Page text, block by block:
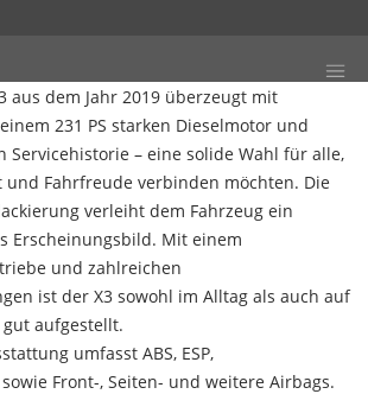
aus dem Jahr 2019 überzeugt mit
231 PS starken Dieselmotor und
Servicehistorie – eine solide Wahl für alle,
und Fahrfreude verbinden möchten. Die
verleiht dem Fahrzeug ein
Erscheinungsbild. Mit einem
und zahlreichen
ist der X3 sowohl im Alltag als auch auf
aufgestellt.
umfasst ABS, ESP,
Front-, Seiten- und weitere Airbags.